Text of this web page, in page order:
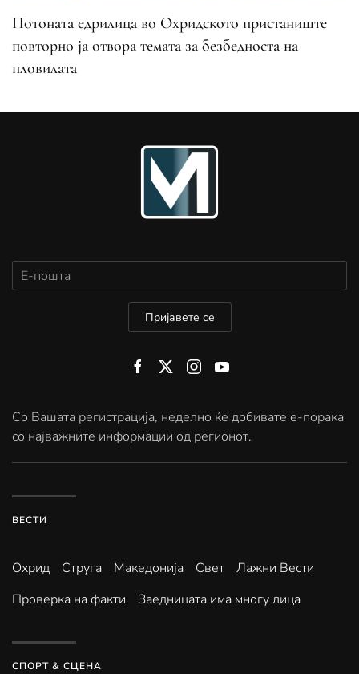
Потоната едрилица во Охридското пристаниште
повторно ја отвора темата за безбедноста на
пловилата
Пријавете се
Со Вашата регистрација, неделно ќе добивате е-порака
со најважните информации од регионот.
ВЕСТИ
Охрид Струга Македонија Свет
Лажни Вести
Проверка на факти
Заедницата има многу лица
СПОРТ & СЦЕНА